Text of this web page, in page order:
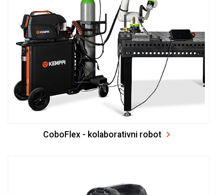
CoboFlex - kolaborativni robot